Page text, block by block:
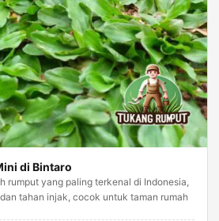
di Bintaro
rumput yang paling terkenal di Indonesia,
tahan injak, cocok untuk taman rumah